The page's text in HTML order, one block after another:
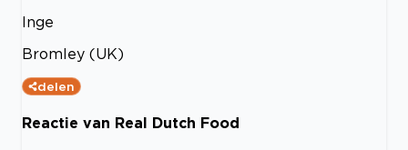
Inge
Bromley (UK)
delen
Reactie van Real Dutch Food